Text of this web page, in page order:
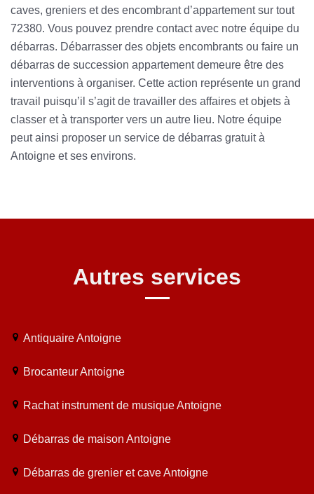
caves, greniers et des encombrant d’appartement sur tout
72380. Vous pouvez prendre contact avec notre équipe du
débarras. Débarrasser des objets encombrants ou faire un
débarras de succession appartement demeure être des
interventions à organiser. Cette action représente un grand
travail puisqu’il s’agit de travailler des affaires et objets à
classer et à transporter vers un autre lieu. Notre équipe
peut ainsi proposer un service de débarras gratuit à
Antoigne et ses environs.
Autres services
Antiquaire Antoigne
Brocanteur Antoigne
Rachat instrument de musique Antoigne
Débarras de maison Antoigne
Débarras de grenier et cave Antoigne